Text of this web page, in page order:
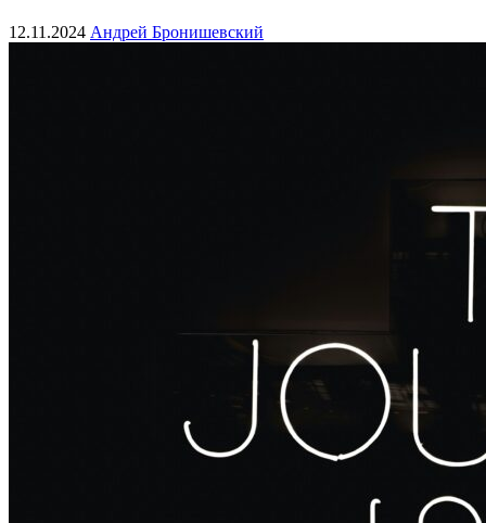
12.11.2024 Андрей Бронишевский